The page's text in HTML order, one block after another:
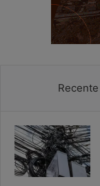
Recente